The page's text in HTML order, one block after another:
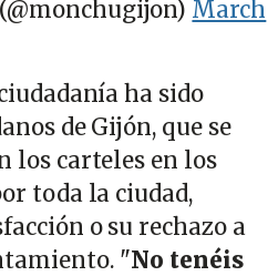
March
ha sido
de Gijón, que se
los carteles en los
toda la ciudad,
o su rechazo a
"No tenéis